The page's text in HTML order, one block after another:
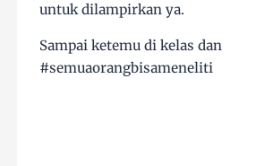
untuk dilampirkan ya.
Sampai ketemu di kelas dan
#semuaorangbisameneliti